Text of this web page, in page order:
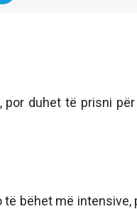
duhet të prisni për
bëhet më intensive,